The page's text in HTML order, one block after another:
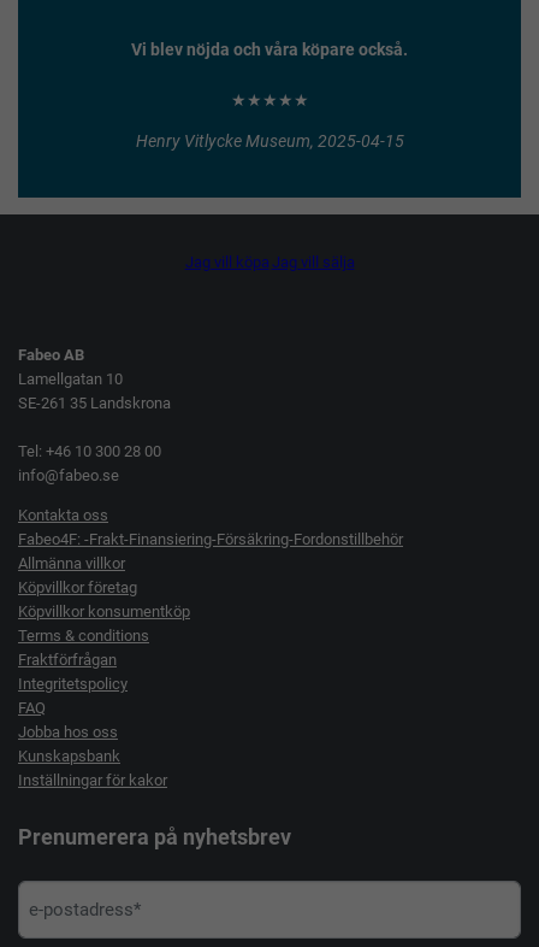
Vi blev nöjda och våra köpare också.
★★★★★
Henry Vitlycke Museum, 2025-04-15
Jag vill köpa Jag vill sälja
Fabeo AB
Lamellgatan 10
SE-261 35 Landskrona
Tel: +46 10 300 28 00
info@fabeo.se
Kontakta oss
Fabeo4F: -Frakt-Finansiering-Försäkring-Fordonstillbehör
Allmänna villkor
Köpvillkor företag
Köpvillkor konsumentköp
Terms & conditions
Fraktförfrågan
Integritetspolicy
FAQ
Jobba hos oss
Kunskapsbank
Inställningar för kakor
Prenumerera på nyhetsbrev